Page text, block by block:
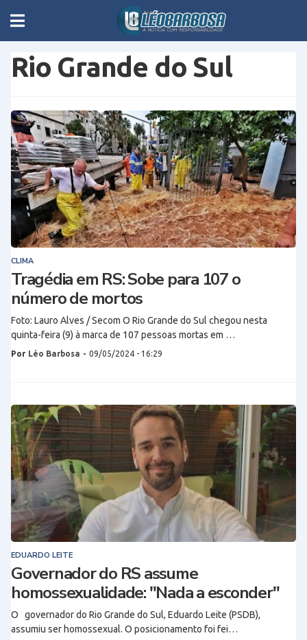
Rio Grande do Sul
CLIMA
Tragédia em RS: Sobe para 107 o
número de mortos
Foto: Lauro Alves / Secom O Rio Grande do Sul chegou nesta
quinta-feira (9) à marca de 107 pessoas mortas em …
Por Léo Barbosa - 09/05/2024 - 16:29
EDUARDO LEITE
Governador do RS assume
homossexualidade: "Nada a esconder"
O governador do Rio Grande do Sul, Eduardo Leite (PSDB),
assumiu ser homossexual. O posicionamento foi fei…